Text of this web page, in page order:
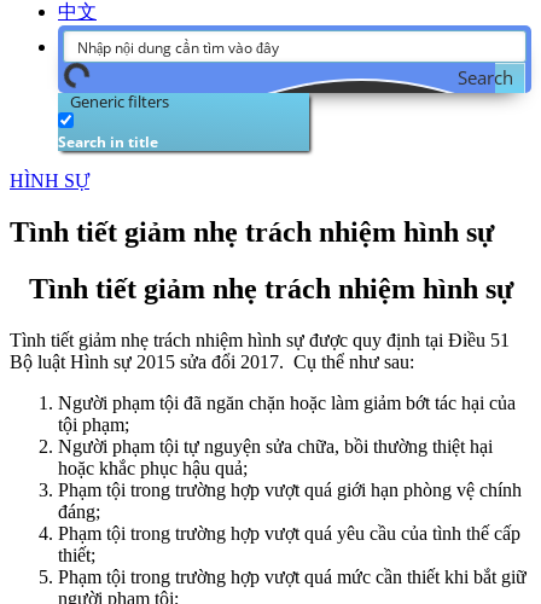
中文
Search
Generic filters
Search in title
HÌNH SỰ
Tình tiết giảm nhẹ trách nhiệm hình sự
Tình tiết giảm nhẹ trách nhiệm hình sự
Tình tiết giảm nhẹ trách nhiệm hình sự được quy định tại Điều 51
Bộ luật Hình sự 2015 sửa đổi 2017. Cụ thể như sau:
Người phạm tội đã ngăn chặn hoặc làm giảm bớt tác hại của
tội phạm;
Người phạm tội tự nguyện sửa chữa, bồi thường thiệt hại
hoặc khắc phục hậu quả;
Phạm tội trong trường hợp vượt quá giới hạn phòng vệ chính
đáng;
Phạm tội trong trường hợp vượt quá yêu cầu của tình thế cấp
thiết;
Phạm tội trong trường hợp vượt quá mức cần thiết khi bắt giữ
người phạm tội;